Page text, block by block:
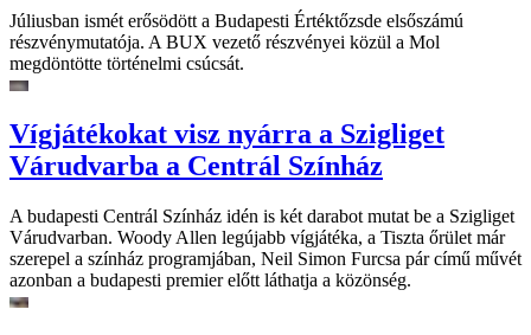
Júliusban ismét erősödött a Budapesti Értéktőzsde elsőszámú
részvénymutatója. A BUX vezető részvényei közül a Mol
megdöntötte történelmi csúcsát.
Vígjátékokat visz nyárra a Szigliget
Várudvarba a Centrál Színház
A budapesti Centrál Színház idén is két darabot mutat be a Szigliget
Várudvarban. Woody Allen legújabb vígjátéka, a Tiszta őrület már
szerepel a színház programjában, Neil Simon Furcsa pár című művét
azonban a budapesti premier előtt láthatja a közönség.